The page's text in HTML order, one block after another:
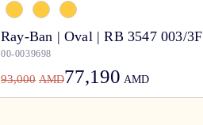
Ray-Ban | Oval | RB 3547 003/3F
00-0039698
93,000 AMD77,190 AMD